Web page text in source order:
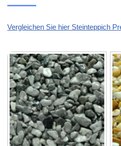
Vergleichen Sie hier Steinteppich